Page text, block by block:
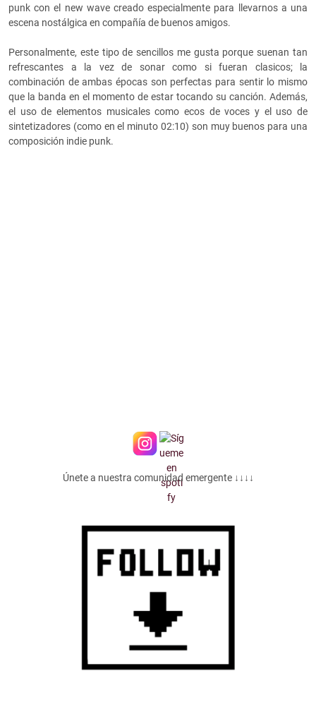
punk con el new wave creado especialmente para llevarnos a una
escena nostálgica en compañía de buenos amigos.
Personalmente, este tipo de sencillos me gusta porque suenan tan
refrescantes a la vez de sonar como si fueran clasicos; la
combinación de ambas épocas son perfectas para sentir lo mismo
que la banda en el momento de estar tocando su canción. Además,
el uso de elementos musicales como ecos de voces y el uso de
sintetizadores (como en el minuto 02:10) son muy buenos para una
composición indie punk.
Únete a nuestra comunidad emergente ↓↓↓↓